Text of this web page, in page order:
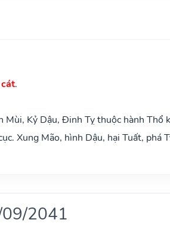
.
Kỷ Dậu, Đinh Tỵ thuộc hành Thổ
Xung Mão, hình Dậu, hại Tuất, phá
2041